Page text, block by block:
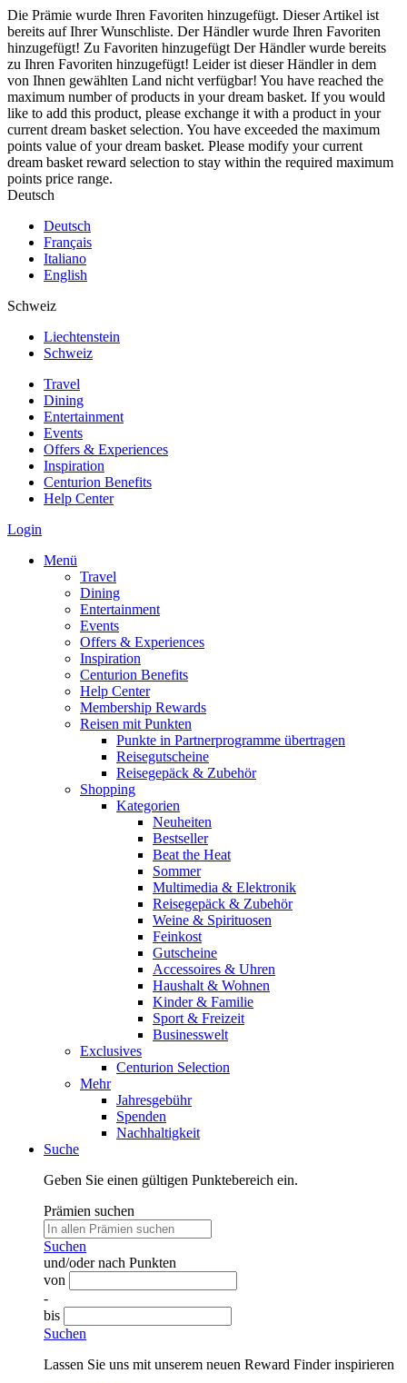
Die Prämie wurde Ihren Favoriten hinzugefügt. Dieser Artikel ist
bereits auf Ihrer Wunschliste. Der Händler wurde Ihren Favoriten
hinzugefügt! Zu Favoriten hinzugefügt Der Händler wurde bereits
zu Ihren Favoriten hinzugefügt! Leider ist dieser Händler in dem
von Ihnen gewählten Land nicht verfügbar! You have reached the
maximum number of products in your dream basket. If you would
like to add this product, please exchange it with a product in your
current dream basket selection. You have exceeded the maximum
points value of your dream basket. Please modify your current
dream basket reward selection to stay within the required maximum
points price range.
Deutsch
Deutsch
Français
Italiano
English
Schweiz
Liechtenstein
Schweiz
Travel
Dining
Entertainment
Events
Offers & Experiences
Inspiration
Centurion Benefits
Help Center
Login
Menü
Travel
Dining
Entertainment
Events
Offers & Experiences
Inspiration
Centurion Benefits
Help Center
Membership Rewards
Reisen mit Punkten
Punkte in Partnerprogramme übertragen
Reisegutscheine
Reisegepäck & Zubehör
Shopping
Kategorien
Neuheiten
Bestseller
Beat the Heat
Sommer
Multimedia & Elektronik
Reisegepäck & Zubehör
Weine & Spirituosen
Feinkost
Gutscheine
Accessoires & Uhren
Haushalt & Wohnen
Kinder & Familie
Sport & Freizeit
Businesswelt
Exclusives
Centurion Selection
Mehr
Jahresgebühr
Spenden
Nachhaltigkeit
Suche
Geben Sie einen gültigen Punktebereich ein.
Prämien suchen
Suchen
und/oder nach Punkten
von
-
bis
Suchen
Lassen Sie uns mit unserem neuen Reward Finder inspirieren